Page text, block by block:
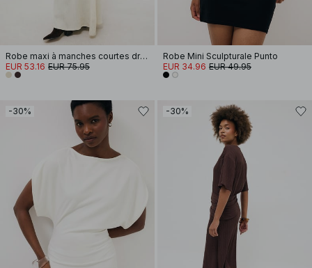
Robe maxi à manches courtes drapée
EUR 53.16 EUR 75.95
Robe Mini Sculpturale Punto
EUR 34.96 EUR 49.95
-30% -30%